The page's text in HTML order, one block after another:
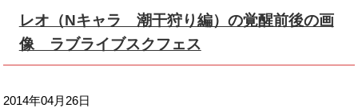
レオ（Nキャラ 潮干狩り編）の覚醒前後の画
像 ラブライブスクフェス
2014年04月26日